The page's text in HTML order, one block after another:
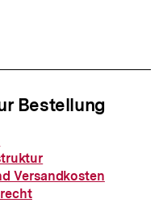
Bestellung
Versandkosten